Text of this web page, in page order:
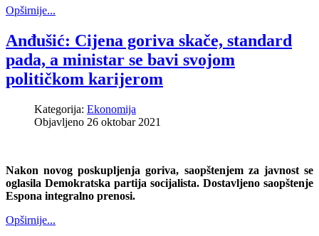
Opširnije...
Anđušić: Cijena goriva skače, standard
pada, a ministar se bavi svojom
političkom karijerom
Kategorija: Ekonomija
Objavljeno 26 oktobar 2021
Nakon novog poskupljenja goriva, saopštenjem za javnost se
oglasila Demokratska partija socijalista. Dostavljeno saopštenje
Espona integralno prenosi.
Opširnije...